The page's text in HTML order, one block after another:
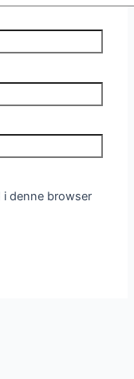
i denne browser